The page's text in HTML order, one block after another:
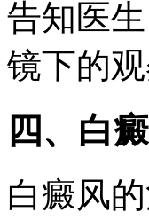
告知医
镜下的
四、白
白癜风